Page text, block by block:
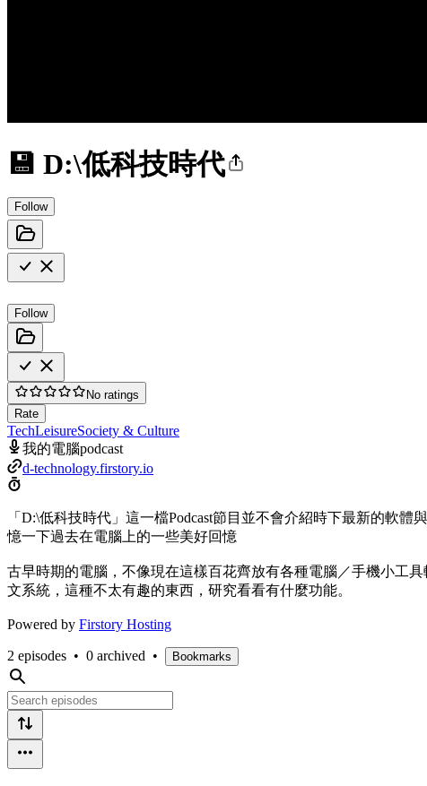
💾 D:\低科技時代
Follow
Follow
No ratings
Rate
TechLeisureSociety & Culture
我的電腦podcast
d-technology.firstory.io
「D:\低科技時代」這一檔Podcast節目並不會介紹時下最新的軟
憶一下過去在電腦上的一些美好回憶
古早時期的電腦，不像現在這樣百花齊放有各種電腦／手機小工
文系統，這種不太有趣的東西，研究看看有什麼功能。
Powered by Firstory Hosting
2 episodes • 0 archived • Bookmarks